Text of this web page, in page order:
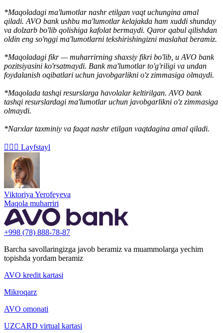
*Maqoladagi ma'lumotlar nashr etilgan vaqt uchungina amal
qiladi. AVO bank ushbu ma'lumotlar kelajakda ham xuddi shunday
va dolzarb bo'lib qolishiga kafolat bermaydi. Qaror qabul qilishdan
oldin eng so'nggi ma'lumotlarni tekshirishingizni maslahat beramiz.
*Maqoladagi fikr — muharrirning shaxsiy fikri bo'lib, u AVO bank
pozitsiyasini ko'rsatmaydi. Bank ma'lumotlar to'g'riligi va undan
foydalanish oqibatlari uchun javobgarlikni o'z zimmasiga olmaydi.
*Maqolada tashqi resurslarga havolalar keltirilgan. AVO bank
tashqi resurslardagi ma'lumotlar uchun javobgarlikni o'z zimmasiga
olmaydi.
*Narxlar taxminiy va faqat nashr etilgan vaqtdagina amal qiladi.
🏄🏻‍♂️ Layfstayl
Viktoriya Yerofeyeva
Maqola muharriri
+998 (78) 888-78-87
Barcha savollaringizga javob beramiz va muammolarga yechim
topishda yordam beramiz
AVO kredit kartasi
Mikroqarz
AVO omonati
UZCARD virtual kartasi